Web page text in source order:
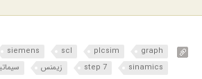
graph
plcsim
scl
siemens
sinamics
step 7 زیمنس